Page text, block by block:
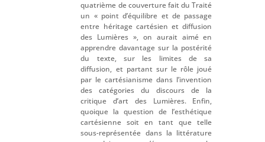
quatrième de couverture fait du Traité
un « point d’équilibre et de passage
entre héritage cartésien et diffusion
des Lumières », on aurait aimé en
apprendre davantage sur la postérité
du texte, sur les limites de sa
diffusion, et partant sur le rôle joué
par le cartésianisme dans l’invention
des catégories du discours de la
critique d’art des Lumières. Enfin,
quoique la question de l’esthétique
cartésienne soit en tant que telle
sous-représentée dans la littérature